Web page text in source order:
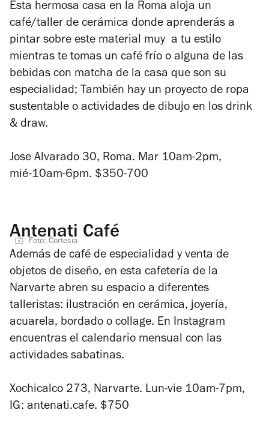
Esta hermosa casa en la Roma aloja un
café/taller de cerámica donde aprenderás a
pintar sobre este material muy a tu estilo
mientras te tomas un café frío o alguna de las
bebidas con matcha de la casa que son su
especialidad; También hay un proyecto de ropa
sustentable o actividades de dibujo en los drink
& draw.
Jose Alvarado 30, Roma. Mar 10am-2pm,
mié-10am-6pm. $350-700
Antenati Café
Foto: Cortesía
Además de café de especialidad y venta de
objetos de diseño, en esta cafetería de la
Narvarte abren su espacio a diferentes
talleristas: ilustración en cerámica, joyería,
acuarela, bordado o collage. En Instagram
encuentras el calendario mensual con las
actividades sabatinas.
Xochicalco 273, Narvarte. Lun-vie 10am-7pm,
IG: antenati.cafe. $750